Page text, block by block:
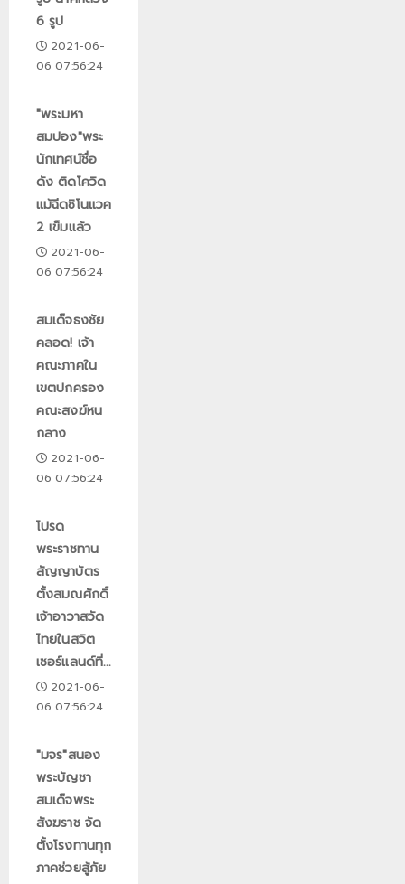
6 รูป
2021-06-
06 07:56:24
"พระมหา
สมปอง"พระ
นักเทศน์ชื่อ
ดัง ติดโควิด
แม้ฉีดซิโนแวค
2 เข็มแล้ว
2021-06-
06 07:56:24
สมเด็จธงชัย
คลอด! เจ้า
คณะภาคใน
เขตปกครอง
คณะสงฆ์หน
กลาง
2021-06-
06 07:56:24
โปรด
พระราชทาน
สัญญาบัตร
ตั้งสมณศักดิ์
เจ้าอาวาสวัด
ไทยในสวิต
เซอร์แลนด์ที่...
2021-06-
06 07:56:24
"มจร"สนอง
พระบัญชา
สมเด็จพระ
สังฆราช จัด
ตั้งโรงทานทุก
ภาคช่วยสู้ภัย